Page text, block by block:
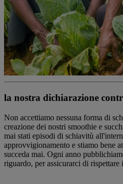
la nostra dichiarazione
Non accettiamo nessuna forma di
creazione dei nostri smoothie e
mai stati episodi di schiavitù
approvvigionamento e stiamo bene
succeda mai. Ogni anno
riguardo, per assicurarci di rispettare